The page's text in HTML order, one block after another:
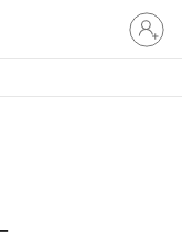
ลงชื่อ
เข้า
บัญชี